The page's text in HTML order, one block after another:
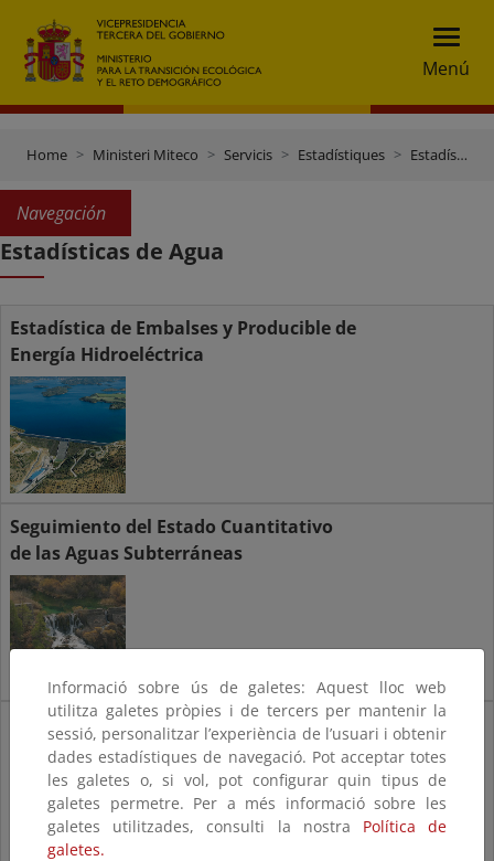
Menú
Home Ministeri Miteco Servicis Estadístiques Estadísticas de Agua
Navegación
Estadísticas de Agua
Estadística de Embalses y Producible de
Energía Hidroeléctrica
Seguimiento del Estado Cuantitativo
de las Aguas Subterráneas
Seguimiento del Estado Químico de las
Aguas Subterráneas
Informació sobre ús de galetes: Aquest lloc web
utilitza galetes pròpies i de tercers per mantenir la
sessió, personalitzar l’experiència de l’usuari i obtenir
dades estadístiques de navegació. Pot acceptar totes
les galetes o, si vol, pot configurar quin tipus de
galetes permetre. Per a més informació sobre les
galetes utilitzades, consulti la nostra Política de
galetes.